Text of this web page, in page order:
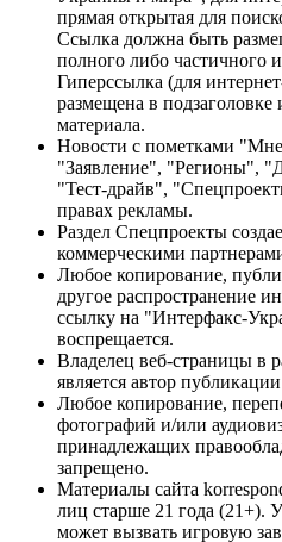
прямая открытая для
Ссылка должна быть
полного либо частичного
Гиперссылка (для
размещена в подзаголовке
материала.
Новости с пометками
"Заявление", "Регионы",
"Тест-драйв",
правах рекламы.
Раздел Спецпроекты
коммерческими
Любое копирование,
другое распространение
ссылку на "Интерфакс-
воспрещается.
Владелец веб-страницы в
является автор
Любое копирование,
фотографий и/или
принадлежащих
запрещено.
Материалы сайта
лиц старше 21 года (21+).
может вызвать игровую